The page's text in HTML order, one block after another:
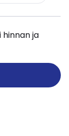
hinnan ja